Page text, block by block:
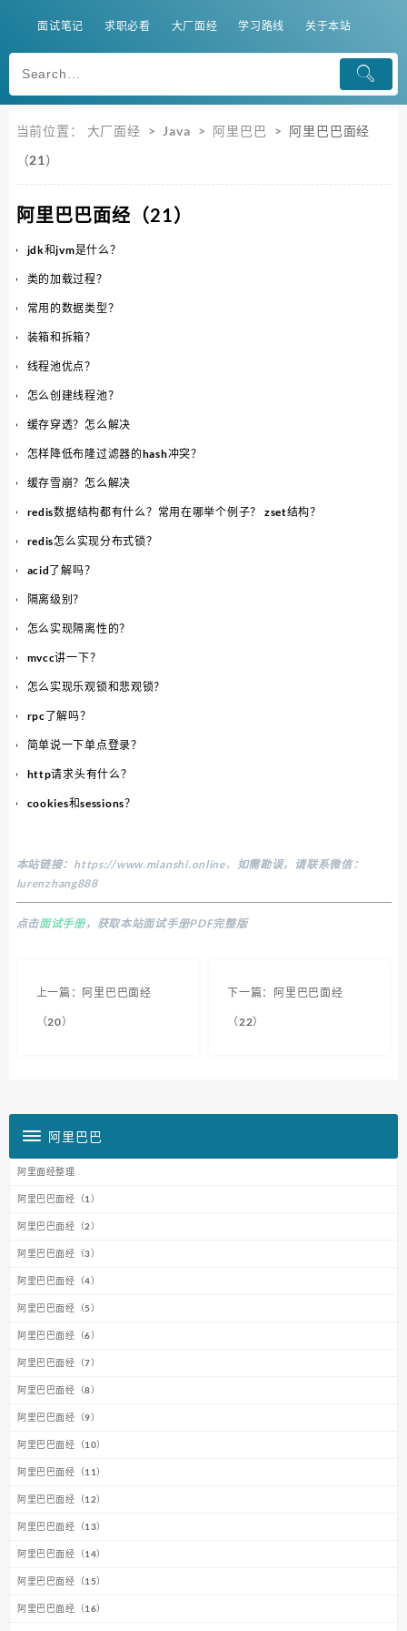
面试笔记 求职必看 大厂面经 学习路线 关于本站
当前位置： 大厂面经 > Java > 阿里巴巴 > 阿里巴巴面经
（21）
阿里巴巴面经（21）
jdk和jvm是什么？
类的加载过程？
常用的数据类型？
装箱和拆箱？
线程池优点？
怎么创建线程池？
缓存穿透？怎么解决
怎样降低布隆过滤器的hash冲突？
缓存雪崩？怎么解决
redis数据结构都有什么？常用在哪举个例子？ zset结构？
redis怎么实现分布式锁？
acid了解吗？
隔离级别？
怎么实现隔离性的？
mvcc讲一下？
怎么实现乐观锁和悲观锁？
rpc了解吗？
简单说一下单点登录？
http请求头有什么？
cookies和sessions？
本站链接： https://www.mianshi.online，
如需勘误，请联系微信：
lurenzhang888
点击面试手册，获取本站面试手册PDF完整版
上一篇：阿里巴巴面经
（20）
下一篇：阿里巴巴面经
（22）
阿里巴巴
阿里面经整理
阿里巴巴面经（1）
阿里巴巴面经（2）
阿里巴巴面经（3）
阿里巴巴面经（4）
阿里巴巴面经（5）
阿里巴巴面经（6）
阿里巴巴面经（7）
阿里巴巴面经（8）
阿里巴巴面经（9）
阿里巴巴面经（10）
阿里巴巴面经（11）
阿里巴巴面经（12）
阿里巴巴面经（13）
阿里巴巴面经（14）
阿里巴巴面经（15）
阿里巴巴面经（16）